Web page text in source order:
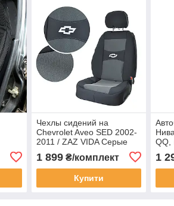
Чехлы сидений на
Chevrolet Aveo SED 2002-
2011 / ZAZ VIDA Серые
1 899₴/комплект
Купити
QQ,
1